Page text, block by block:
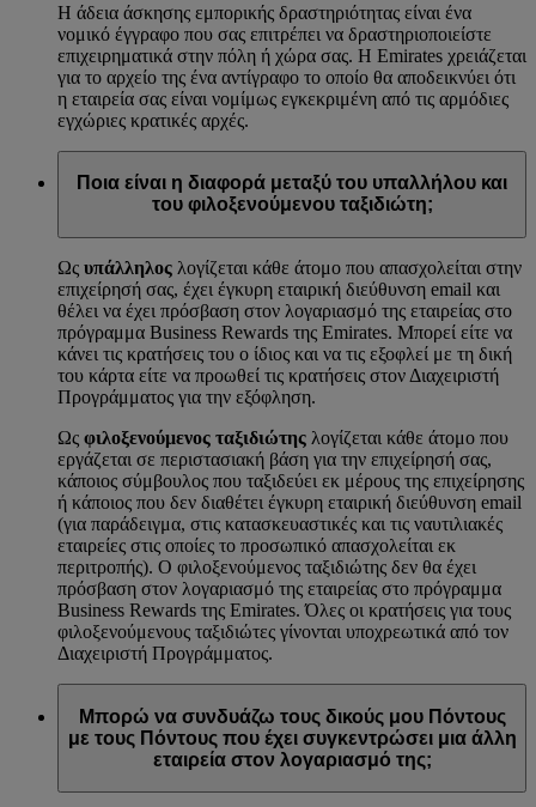
Η άδεια άσκησης εμπορικής δραστηριότητας είναι ένα
νομικό έγγραφο που σας επιτρέπει να δραστηριοποιείστε
επιχειρηματικά στην πόλη ή χώρα σας. Η Emirates χρειάζεται
για το αρχείο της ένα αντίγραφο το οποίο θα αποδεικνύει ότι
η εταιρεία σας είναι νομίμως εγκεκριμένη από τις αρμόδιες
εγχώριες κρατικές αρχές.
Ποια είναι η διαφορά μεταξύ του υπαλλήλου και
του φιλοξενούμενου ταξιδιώτη;
Ως υπάλληλος λογίζεται κάθε άτομο που απασχολείται στην
επιχείρησή σας, έχει έγκυρη εταιρική διεύθυνση email και
θέλει να έχει πρόσβαση στον λογαριασμό της εταιρείας στο
πρόγραμμα Business Rewards της Emirates. Μπορεί είτε να
κάνει τις κρατήσεις του ο ίδιος και να τις εξοφλεί με τη δική
του κάρτα είτε να προωθεί τις κρατήσεις στον Διαχειριστή
Προγράμματος για την εξόφληση.
Ως φιλοξενούμενος ταξιδιώτης λογίζεται κάθε άτομο που
εργάζεται σε περιστασιακή βάση για την επιχείρησή σας,
κάποιος σύμβουλος που ταξιδεύει εκ μέρους της επιχείρησης
ή κάποιος που δεν διαθέτει έγκυρη εταιρική διεύθυνση email
(για παράδειγμα, στις κατασκευαστικές και τις ναυτιλιακές
εταιρείες στις οποίες το προσωπικό απασχολείται εκ
περιτροπής). Ο φιλοξενούμενος ταξιδιώτης δεν θα έχει
πρόσβαση στον λογαριασμό της εταιρείας στο πρόγραμμα
Business Rewards της Emirates. Όλες οι κρατήσεις για τους
φιλοξενούμενους ταξιδιώτες γίνονται υποχρεωτικά από τον
Διαχειριστή Προγράμματος.
Μπορώ να συνδυάζω τους δικούς μου Πόντους
με τους Πόντους που έχει συγκεντρώσει μια άλλη
εταιρεία στον λογαριασμό της;